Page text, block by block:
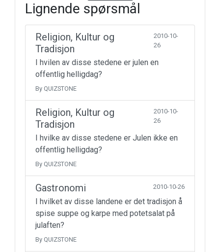
Lignende spørsmål
Religion, Kultur og
Tradisjon
2010-10-
26
I hvilen av disse stedene er julen en
offentlig helligdag?
By QUIZSTONE
Religion, Kultur og
Tradisjon
2010-10-
26
I hvilke av disse stedene er Julen ikke en
offentlig helligdag?
By QUIZSTONE
Gastronomi 2010-10-26
I hvilket av disse landene er det tradisjon å
spise suppe og karpe med potetsalat på
julaften?
By QUIZSTONE